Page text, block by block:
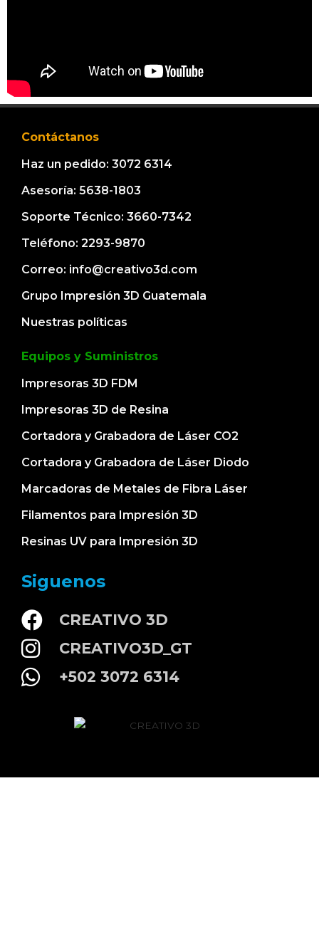
Contáctanos
Haz un pedido: 3072 6314
Asesoría: 5638-1803
Soporte Técnico: 3660-7342
Teléfono: 2293-9870
Correo: info@creativo3d.com
Grupo Impresión 3D Guatemala
Nuestras políticas
Equipos y Suministros
Impresoras 3D FDM
Impresoras 3D de Resina
Cortadora y Grabadora de Láser CO2
Cortadora y Grabadora de Láser Diodo
Marcadoras de Metales de Fibra Láser
Filamentos para Impresión 3D
Resinas UV para Impresión 3D
Siguenos
CREATIVO 3D
CREATIVO3D_GT
+502 3072 6314